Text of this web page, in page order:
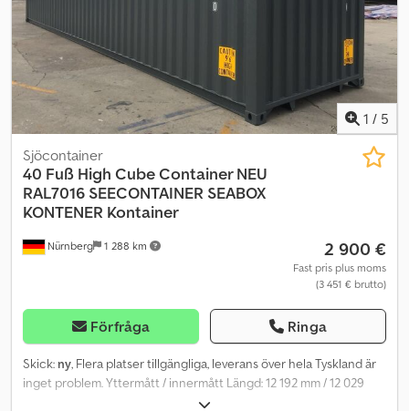
1 / 5
Nürnberg 1 288 km
Sjöcontainer
40 Fuß High Cube Container NEU
RAL7016 SEECONTAINER SEABOX
KONTENER Kontainer
2 900 €
Fast pris plus moms
(3 451 € brutto)
Förfråga Ringa
Skick: ny, Flera platser tillgängliga, leverans över hela Tyskland är
inget problem. Yttermått / innermått Längd: 12 192 mm / 12 029
mm Bredd: 2 438 mm / 2 350 mm Höjd: 2 591 mm / 2 380 mm